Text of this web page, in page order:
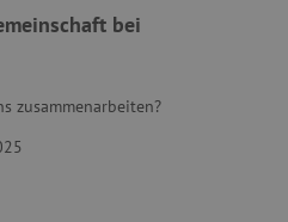
bei
zusammenarbeiten?